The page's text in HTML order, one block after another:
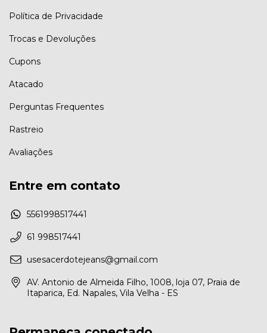
Política de Privacidade
Trocas e Devoluções
Cupons
Atacado
Perguntas Frequentes
Rastreio
Avaliações
Entre em contato
5561998517441
61 998517441
usesacerdotejeans@gmail.com
AV. Antonio de Almeida Filho, 1008, loja 07, Praia de
Itaparica, Ed. Napales, Vila Velha - ES